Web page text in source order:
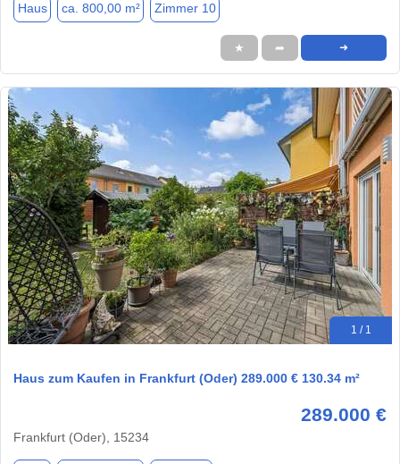
Haus ca. 800,00 m² Zimmer 10
★ ➦ ➜
1 / 1
Haus zum Kaufen in Frankfurt (Oder) 289.000 € 130.34 m²
289.000 €
Frankfurt (Oder), 15234